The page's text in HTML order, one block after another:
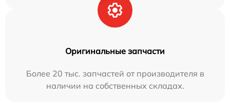
Оригинальные запчасти
Более 20 тыс. запчастей от производителя в
наличии на собственных складах.